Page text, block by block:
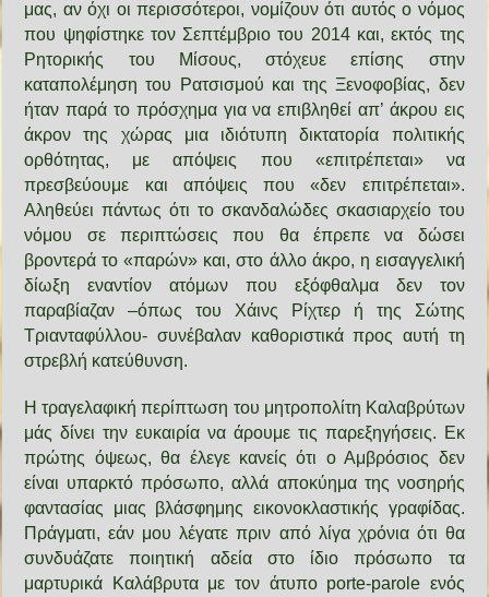
μας, αν όχι οι περισσότεροι, νομίζουν ότι αυτός ο νόμος
που ψηφίστηκε τον Σεπτέμβριο του 2014 και, εκτός της
Ρητορικής του Μίσους, στόχευε επίσης στην
καταπολέμηση του Ρατσισμού και της Ξενοφοβίας, δεν
ήταν παρά το πρόσχημα για να επιβληθεί απ’ άκρου εις
άκρον της χώρας μια ιδιότυπη δικτατορία πολιτικής
ορθότητας, με απόψεις που «επιτρέπεται» να
πρεσβεύουμε και απόψεις που «δεν επιτρέπεται».
Αληθεύει πάντως ότι το σκανδαλώδες σκασιαρχείο του
νόμου σε περιπτώσεις που θα έπρεπε να δώσει
βροντερά το «παρών» και, στο άλλο άκρο, η εισαγγελική
δίωξη εναντίον ατόμων που εξόφθαλμα δεν τον
παραβίαζαν –όπως του Χάινς Ρίχτερ ή της Σώτης
Τριανταφύλλου- συνέβαλαν καθοριστικά προς αυτή τη
στρεβλή κατεύθυνση.
Η τραγελαφική περίπτωση του μητροπολίτη Καλαβρύτων
μάς δίνει την ευκαιρία να άρουμε τις παρεξηγήσεις. Εκ
πρώτης όψεως, θα έλεγε κανείς ότι ο Αμβρόσιος δεν
είναι υπαρκτό πρόσωπο, αλλά αποκύημα της νοσηρής
φαντασίας μιας βλάσφημης εικονοκλαστικής γραφίδας.
Πράγματι, εάν μου λέγατε πριν από λίγα χρόνια ότι θα
συνδυάζατε ποιητική αδεία στο ίδιο πρόσωπο τα
μαρτυρικά Καλάβρυτα με τον άτυπο porte-parole ενός